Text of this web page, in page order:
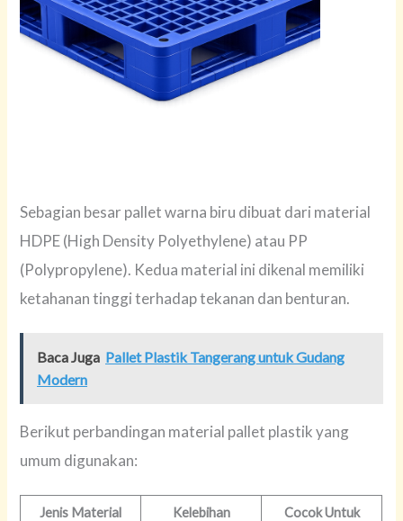
Sebagian besar pallet warna biru dibuat dari material
HDPE (High Density Polyethylene) atau PP
(Polypropylene). Kedua material ini dikenal memiliki
ketahanan tinggi terhadap tekanan dan benturan.
Baca Juga Pallet Plastik Tangerang untuk Gudang
Modern
Berikut perbandingan material pallet plastik yang
umum digunakan:
Jenis Material Kelebihan Cocok Untuk